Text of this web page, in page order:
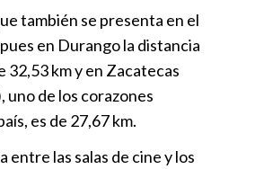
también se presenta en el
en Durango la distancia
32,53 km y en Zacatecas
de los corazones
es de 27,67 km.
entre las salas de cine y los